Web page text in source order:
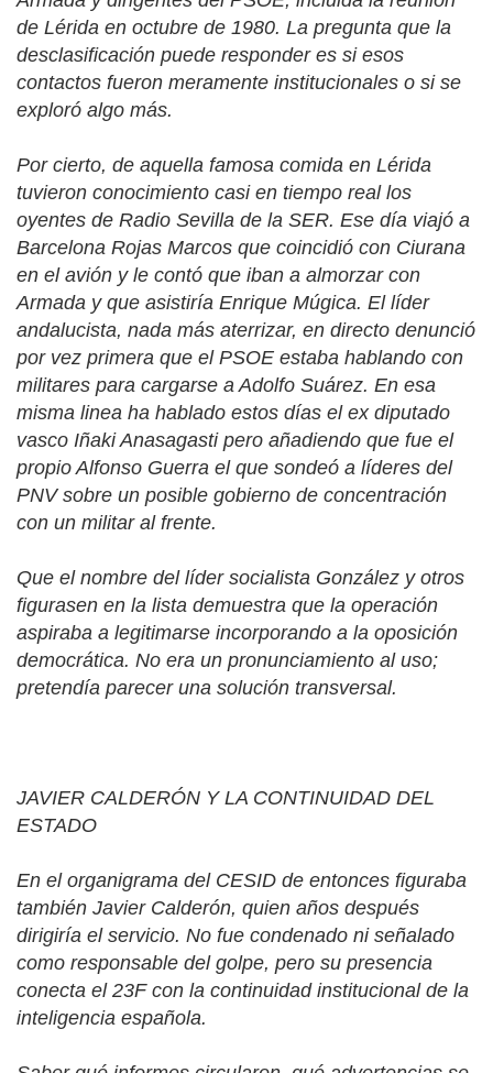
de Lérida en octubre de 1980. La pregunta que la
desclasificación puede responder es si esos
contactos fueron meramente institucionales o si se
exploró algo más.
Por cierto, de aquella famosa comida en Lérida
tuvieron conocimiento casi en tiempo real los
oyentes de Radio Sevilla de la SER. Ese día viajó a
Barcelona Rojas Marcos que coincidió con Ciurana
en el avión y le contó que iban a almorzar con
Armada y que asistiría Enrique Múgica. El líder
andalucista, nada más aterrizar, en directo denunció
por vez primera que el PSOE estaba hablando con
militares para cargarse a Adolfo Suárez. En esa
misma linea ha hablado estos días el ex diputado
vasco Iñaki Anasagasti pero añadiendo que fue el
propio Alfonso Guerra el que sondeó a líderes del
PNV sobre un posible gobierno de concentración
con un militar al frente.
Que el nombre del líder socialista González y otros
figurasen en la lista demuestra que la operación
aspiraba a legitimarse incorporando a la oposición
democrática. No era un pronunciamiento al uso;
pretendía parecer una solución transversal.
JAVIER CALDERÓN Y LA CONTINUIDAD DEL
ESTADO
En el organigrama del CESID de entonces figuraba
también Javier Calderón, quien años después
dirigiría el servicio. No fue condenado ni señalado
como responsable del golpe, pero su presencia
conecta el 23F con la continuidad institucional de la
inteligencia española.